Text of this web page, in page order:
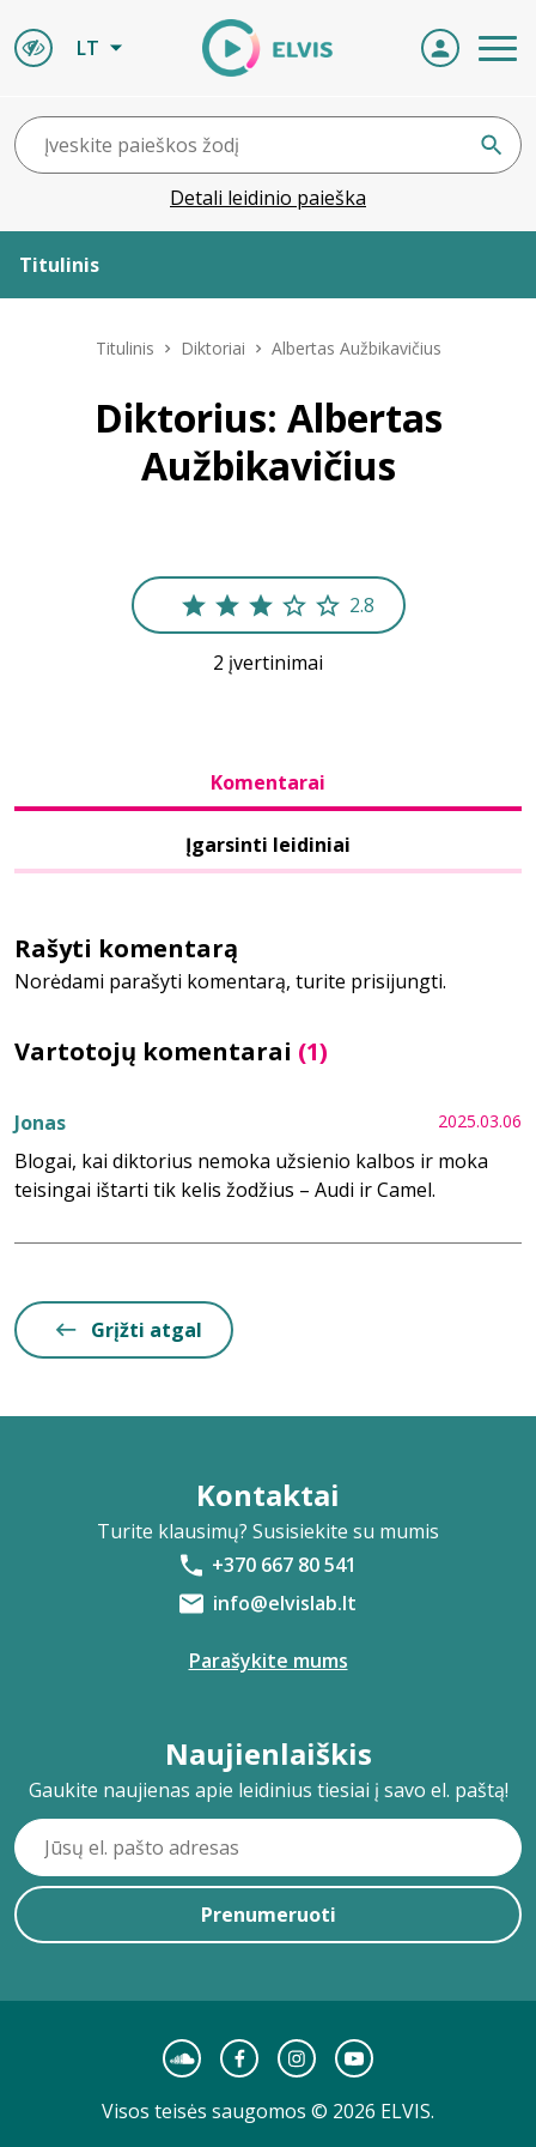
LT
Detali leidinio paieška
Titulinis
Leidiniai
ELVIS atvyksta
Bibliotekoms
info@elvislab.lt
Titulinis Diktoriai Albertas Aužbikavičius
Diktorius: Albertas
Aužbikavičius
2.8
2 įvertinimai
Komentarai
Įgarsinti leidiniai
Vartotojų komentarai (1)
2025.03.06
Jonas
Blogai, kai diktorius nemoka užsienio kalbos ir moka
teisingai ištarti tik kelis žodžius – Audi ir Camel.
Rašyti komentarą
Norėdami parašyti komentarą, turite prisijungti.
Grįžti atgal
Kontaktai
Turite klausimų? Susisiekite su mumis
+370 667 80 541
info@elvislab.lt
Parašykite mums
Naujienlaiškis
Gaukite naujienas apie leidinius tiesiai į savo el. paštą!
Prenumeruoti
Visos teisės saugomos © 2026 ELVIS.